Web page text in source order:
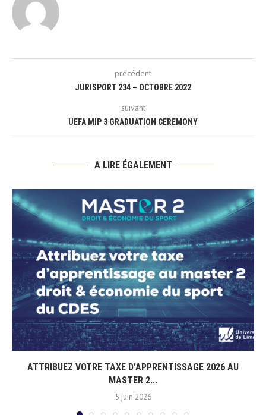
précédent
JURISPORT 234 – OCTOBRE 2022
suivant
UEFA MIP 3 GRADUATION CEREMONY
A LIRE ÉGALEMENT
ATTRIBUEZ VOTRE TAXE D’APPRENTISSAGE 2026 AU
MASTER 2...
5 juin 2026